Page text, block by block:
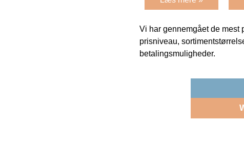
Vi har gennemgået de mest
prisniveau,
betalingsmuligheder.